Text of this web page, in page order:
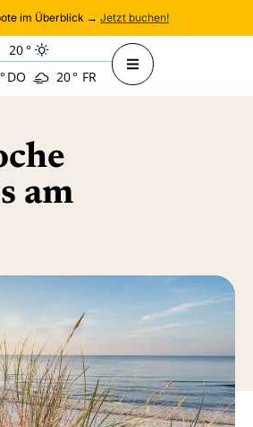
im Überblick → Jetzt buchen!
20°
°DO 20° FR
am